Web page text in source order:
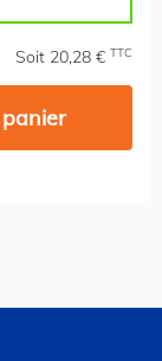
Soit 20,28 € TTC